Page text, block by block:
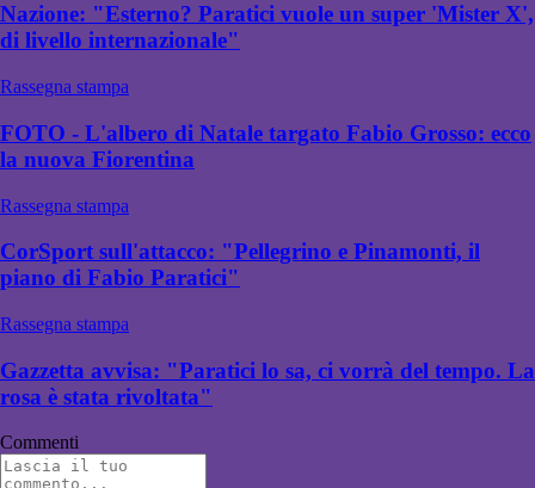
Nazione: "Esterno? Paratici vuole un super 'Mister X',
di livello internazionale"
Rassegna stampa
FOTO - L'albero di Natale targato Fabio Grosso: ecco
la nuova Fiorentina
Rassegna stampa
CorSport sull'attacco: "Pellegrino e Pinamonti, il
piano di Fabio Paratici"
Rassegna stampa
Gazzetta avvisa: "Paratici lo sa, ci vorrà del tempo. La
rosa è stata rivoltata"
Commenti